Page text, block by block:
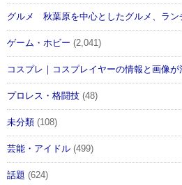
グルメ 秋葉原を中心としたグルメ、ラ
ゲーム・ホビー (2,041)
コスプレ｜コスプレイヤーの情報と画像が
プロレス・格闘技 (48)
未分類 (108)
芸能・アイドル (499)
話題 (624)